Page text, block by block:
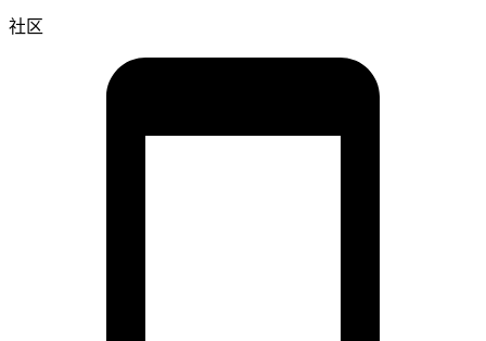
社区